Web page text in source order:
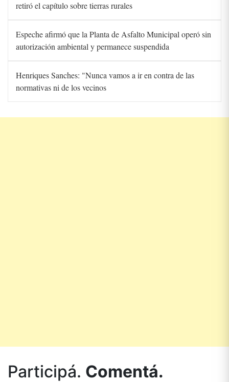
retiró el capítulo sobre tierras rurales
Espeche afirmó que la Planta de Asfalto Municipal operó sin
autorización ambiental y permanece suspendida
Henriques Sanches: "Nunca vamos a ir en contra de las
normativas ni de los vecinos
Participá. Comentá.